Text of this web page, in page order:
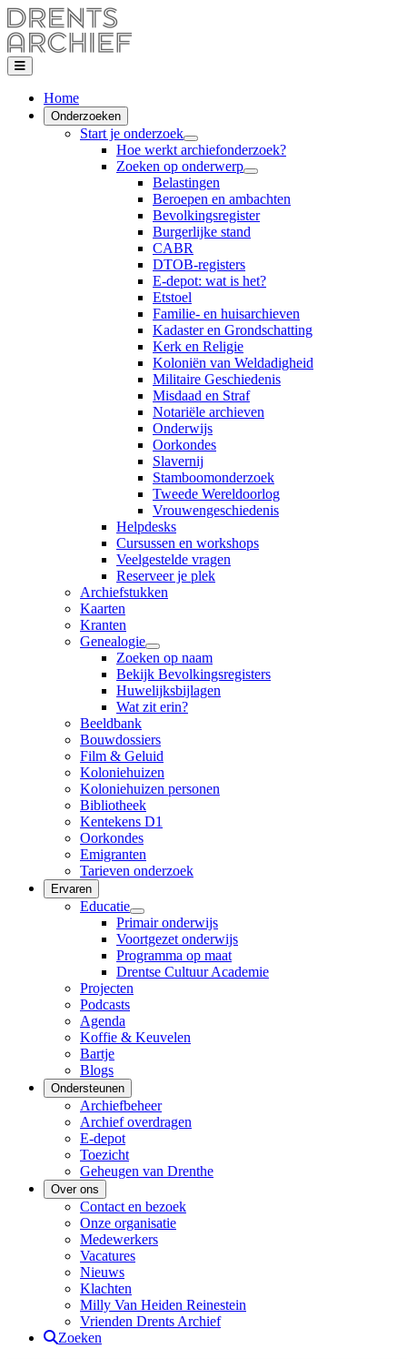
Home
Onderzoeken
Start je onderzoek
Hoe werkt archiefonderzoek?
Zoeken op onderwerp
Belastingen
Beroepen en ambachten
Bevolkingsregister
Burgerlijke stand
CABR
DTOB-registers
E-depot: wat is het?
Etstoel
Familie- en huisarchieven
Kadaster en Grondschatting
Kerk en Religie
Koloniën van Weldadigheid
Militaire Geschiedenis
Misdaad en Straf
Notariële archieven
Onderwijs
Oorkondes
Slavernij
Stamboomonderzoek
Tweede Wereldoorlog
Vrouwengeschiedenis
Helpdesks
Cursussen en workshops
Veelgestelde vragen
Reserveer je plek
Archiefstukken
Kaarten
Kranten
Genealogie
Zoeken op naam
Bekijk Bevolkingsregisters
Huwelijksbijlagen
Wat zit erin?
Beeldbank
Bouwdossiers
Film & Geluid
Koloniehuizen
Koloniehuizen personen
Bibliotheek
Kentekens D1
Oorkondes
Emigranten
Tarieven onderzoek
Ervaren
Educatie
Primair onderwijs
Voortgezet onderwijs
Programma op maat
Drentse Cultuur Academie
Projecten
Podcasts
Agenda
Koffie & Keuvelen
Bartje
Blogs
Ondersteunen
Archiefbeheer
Archief overdragen
E-depot
Toezicht
Geheugen van Drenthe
Over ons
Contact en bezoek
Onze organisatie
Medewerkers
Vacatures
Nieuws
Klachten
Milly Van Heiden Reinestein
Vrienden Drents Archief
Zoeken